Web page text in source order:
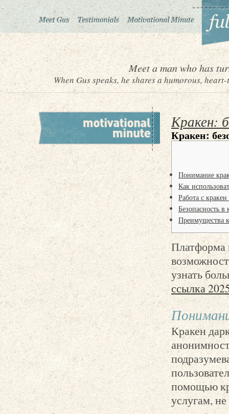
Meet a man who has
When Gus speaks, he shares a humorous,
Кракен:
Кракен:
Понимание
Как
Работа с
Безопасность в
Преимущества
Платформа
узнать
ссылка
Кракен
помощью
услугам,